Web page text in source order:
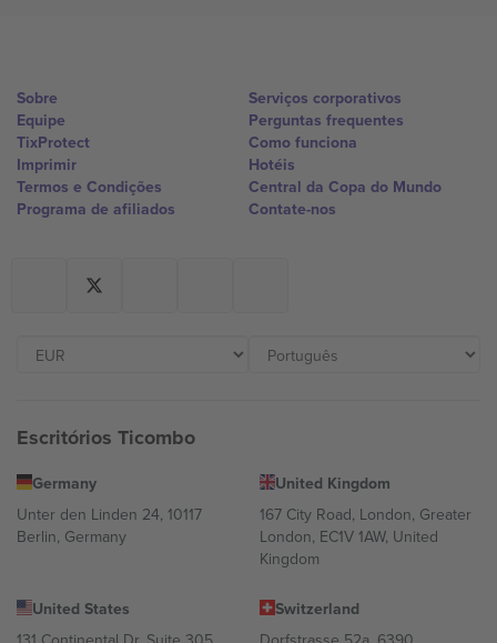
Sobre
Equipe
TixProtect
Imprimir
Termos e Condições
Programa de afiliados
Serviços corporativos
Perguntas frequentes
Como funciona
Hotéis
Central da Copa do Mundo
Contate-nos
Escritórios Ticombo
Germany
Unter den Linden 24, 10117
Berlin, Germany
United Kingdom
167 City Road, London, Greater
London, EC1V 1AW, United
Kingdom
United States
Switzerland